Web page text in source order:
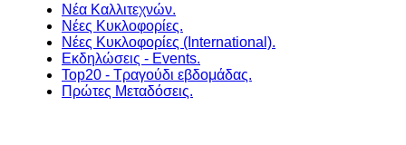
Νέα Καλλιτεχνών.
Νέες Κυκλοφορίες.
Νέες Κυκλοφορίες (International).
Εκδηλώσεις - Events.
Top20 - Τραγούδι εβδομάδας.
Πρώτες Μεταδόσεις.